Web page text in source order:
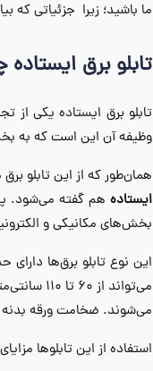
ما باشید؛ زیرا جزئیاتی
تابلو برق
تابلو برق ایستاده یکی
وظیفه آن این است که به
همان‌طور که از این تابلو
ایستاده هم گفته می‌شود.
بخش‌های مکانیکی و
می‌تواند
می‌شوند. ضخامت ورقه بدنه
استفاده از این تابلوها